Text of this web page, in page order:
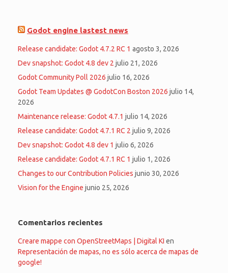
Godot engine lastest news
Release candidate: Godot 4.7.2 RC 1 agosto 3, 2026
Dev snapshot: Godot 4.8 dev 2 julio 21, 2026
Godot Community Poll 2026 julio 16, 2026
Godot Team Updates @ GodotCon Boston 2026 julio 14,
2026
Maintenance release: Godot 4.7.1 julio 14, 2026
Release candidate: Godot 4.7.1 RC 2 julio 9, 2026
Dev snapshot: Godot 4.8 dev 1 julio 6, 2026
Release candidate: Godot 4.7.1 RC 1 julio 1, 2026
Changes to our Contribution Policies junio 30, 2026
Vision for the Engine junio 25, 2026
Comentarios recientes
Creare mappe con OpenStreetMaps | Digital KI en
Representación de mapas, no es sólo acerca de mapas de
google!